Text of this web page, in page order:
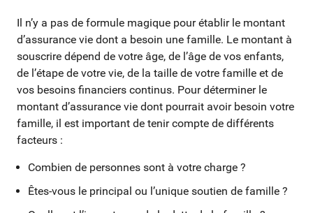
Il n’y a pas de formule magique pour établir le montant
d’assurance vie dont a besoin une famille. Le montant à
souscrire dépend de votre âge, de l’âge de vos enfants,
de l’étape de votre vie, de la taille de votre famille et de
vos besoins financiers continus. Pour déterminer le
montant d’assurance vie dont pourrait avoir besoin votre
famille, il est important de tenir compte de différents
facteurs :
Combien de personnes sont à votre charge ?
Êtes-vous le principal ou l’unique soutien de famille ?